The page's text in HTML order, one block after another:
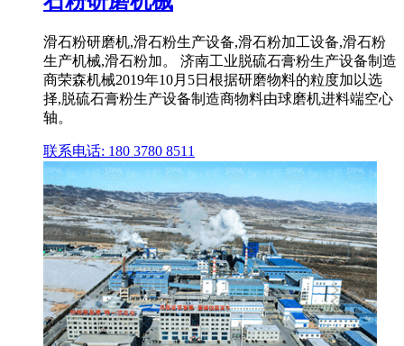
滑石粉研磨机,滑石粉生产设备,滑石粉加工设备,滑石粉
生产机械,滑石粉加。 济南工业脱硫石膏粉生产设备制造
商荣森机械2019年10月5日根据研磨物料的粒度加以选
择,脱硫石膏粉生产设备制造商物料由球磨机进料端空心
轴。
联系电话: 180 3780 8511